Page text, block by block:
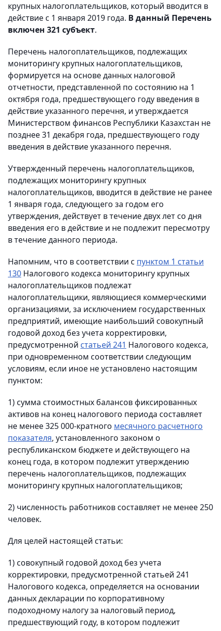
крупных налогоплательщиков, который вводится в
действие с 1 января 2019 года. В данный Перечень
включен 321 субъект.
Перечень налогоплательщиков, подлежащих
мониторингу крупных налогоплательщиков,
формируется на основе данных налоговой
отчетности, представленной по состоянию на 1
октября года, предшествующего году введения в
действие указанного перечня, и утверждается
Министерством финансов Республики Казахстан не
позднее 31 декабря года, предшествующего году
введения в действие указанного перечня.
Утвержденный перечень налогоплательщиков,
подлежащих мониторингу крупных
налогоплательщиков, вводится в действие не ранее
1 января года, следующего за годом его
утверждения, действует в течение двух лет со дня
введения его в действие и не подлежит пересмотру
в течение данного периода.
Напомним, что в соответствии с пунктом 1 статьи
130 Налогового кодекса мониторингу крупных
налогоплательщиков подлежат
налогоплательщики, являющиеся коммерческими
организациями, за исключением государственных
предприятий, имеющие наибольший совокупный
годовой доход без учета корректировки,
предусмотренной статьей 241 Налогового кодекса,
при одновременном соответствии следующим
условиям, если иное не установлено настоящим
пунктом:
1) сумма стоимостных балансов фиксированных
активов на конец налогового периода составляет
не менее 325 000-кратного месячного расчетного
показателя, установленного законом о
республиканском бюджете и действующего на
конец года, в котором подлежит утверждению
перечень налогоплательщиков, подлежащих
мониторингу крупных налогоплательщиков;
2) численность работников составляет не менее 250
человек.
Для целей настоящей статьи:
1) совокупный годовой доход без учета
корректировки, предусмотренной статьей 241
Налогового кодекса, определяется на основании
данных декларации по корпоративному
подоходному налогу за налоговый период,
предшествующий году, в котором подлежит